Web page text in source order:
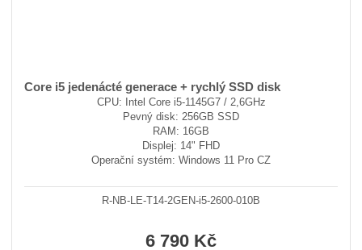
Core i5 jedenácté generace + rychlý SSD disk
CPU: Intel Core i5-1145G7 / 2,6GHz
Pevný disk: 256GB SSD
RAM: 16GB
Displej: 14" FHD
Operační systém: Windows 11 Pro CZ
R-NB-LE-T14-2GEN-i5-2600-010B
6 790 Kč